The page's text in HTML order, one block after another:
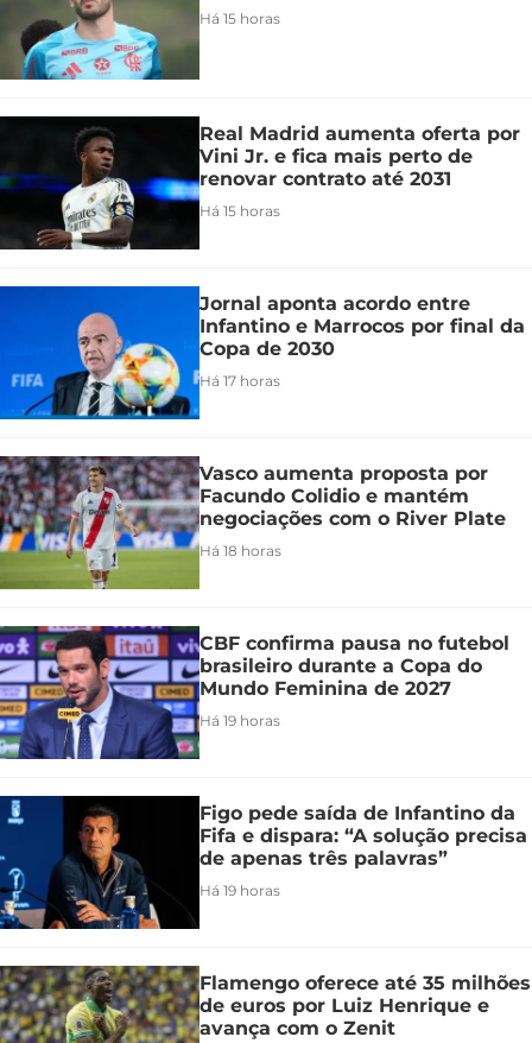
Há 15 horas
Real Madrid aumenta oferta por
Vini Jr. e fica mais perto de
renovar contrato até 2031
Há 15 horas
Jornal aponta acordo entre
Infantino e Marrocos por final da
Copa de 2030
Há 17 horas
Vasco aumenta proposta por
Facundo Colidio e mantém
negociações com o River Plate
Há 18 horas
CBF confirma pausa no futebol
brasileiro durante a Copa do
Mundo Feminina de 2027
Há 19 horas
Figo pede saída de Infantino da
Fifa e dispara: “A solução precisa
de apenas três palavras”
Há 19 horas
Flamengo oferece até 35 milhões
de euros por Luiz Henrique e
avança com o Zenit